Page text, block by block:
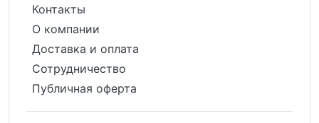
Контакты
О компании
Доставка и оплата
Сотрудничество
Публичная оферта